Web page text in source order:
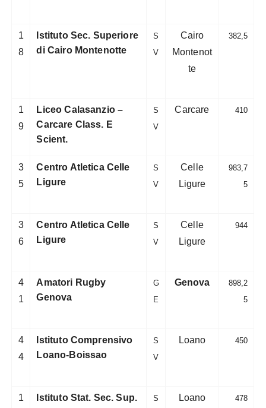
1
8
Istituto Sec. Superiore
di Cairo Montenotte
S
V
Cairo
Montenot
te
382,5
1
9
Liceo Calasanzio –
Carcare Class. E
Scient.
S
V
Carcare 410
3
5
Centro Atletica Celle
Ligure
S
V
Celle
Ligure
983,7
5
3
6
Centro Atletica Celle
Ligure
S
V
Celle
Ligure
944
4
1
Amatori Rugby
Genova
G
E
Genova
898,2
5
4
4
Istituto Comprensivo
Loano-Boissao
S
V
Loano 450
1
Istituto Stat. Sec. Sup.
S Loano 478